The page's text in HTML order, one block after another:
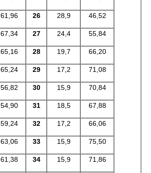
61,96 26 28,9 46,52
67,34 27 24,4 55,84
65,16 28 19,7 66,20
65,24 29 17,2 71,08
56,82 30 15,9 70,84
54,90 31 18,5 67,88
59,24 32 17,2 66,06
63,06 33 15,9 75,50
61,38 34 15,9 71,86